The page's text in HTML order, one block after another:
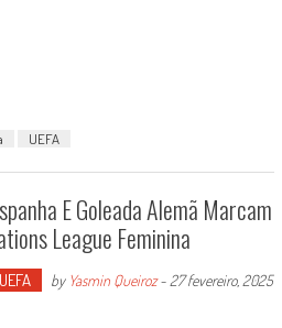
UEFA
E Goleada Alemã Marcam
League Feminina
UEFA by Yasmin Queiroz- 27 fevereiro, 2025